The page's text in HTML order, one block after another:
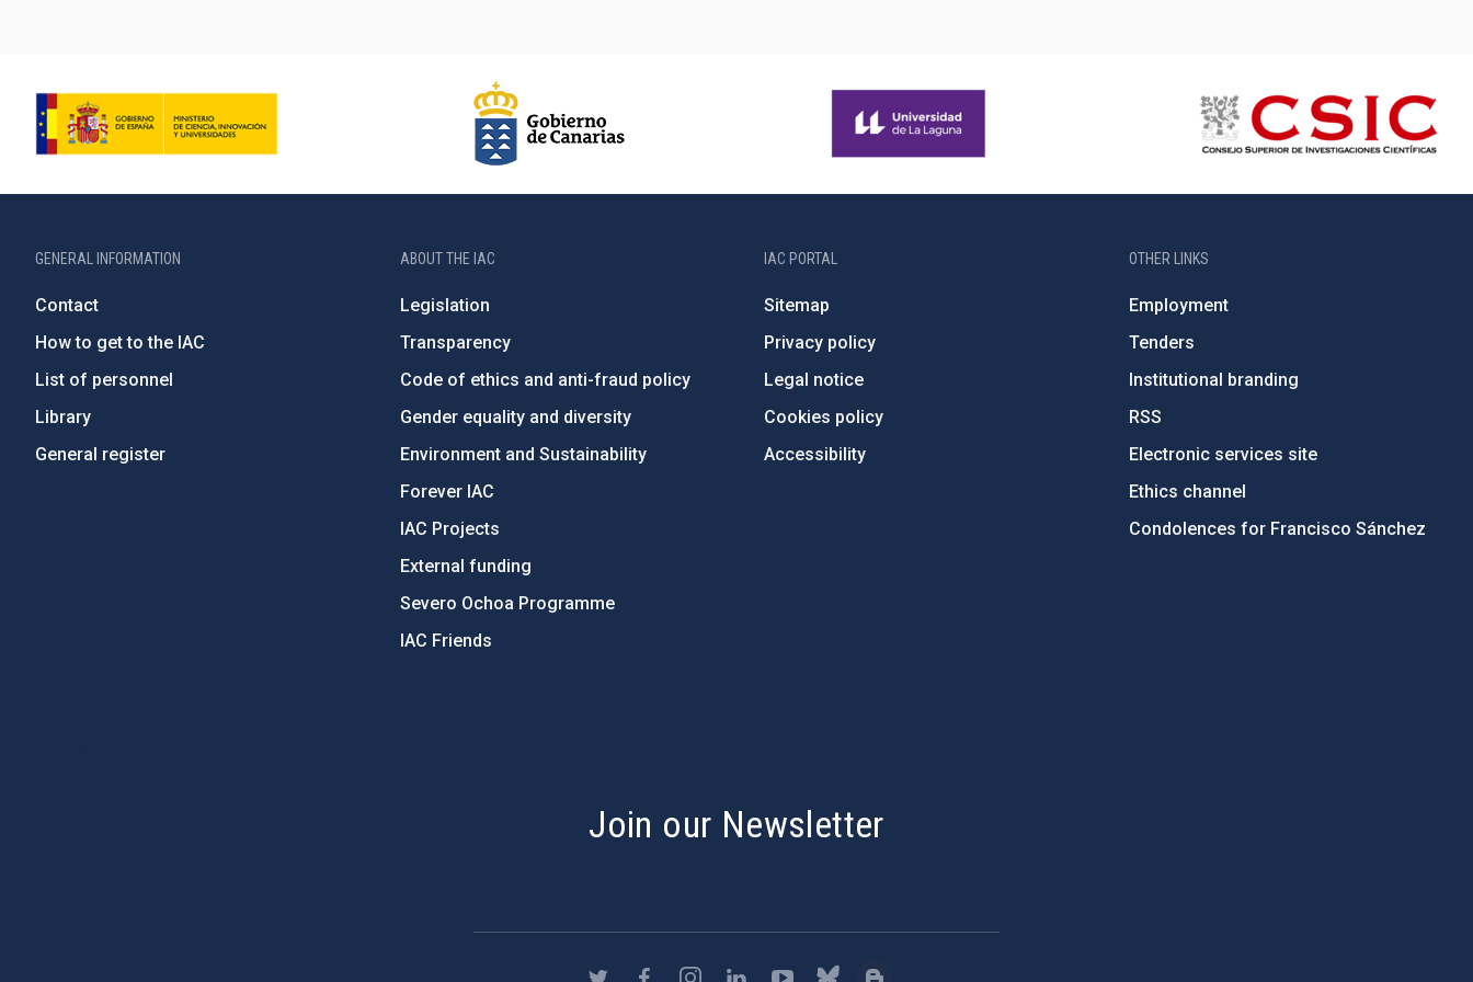
GENERAL INFORMATION
Contact
How to get to the IAC
List of personnel
Library
General register
ABOUT THE IAC
Legislation
Transparency
Code of ethics and anti-fraud policy
Gender equality and diversity
Environment and Sustainability
Forever IAC
IAC Projects
External funding
Severo Ochoa Programme
IAC Friends
IAC PORTAL
Sitemap
Privacy policy
Legal notice
Cookies policy
Accessibility
OTHER LINKS
Employment
Tenders
Institutional branding
RSS
Electronic services site
Ethics channel
Condolences for Francisco Sánchez
Join our Newsletter